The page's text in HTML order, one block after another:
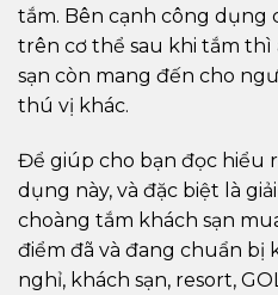
tắm. Bên cạnh công dụng
trên cơ thể sau khi tắm thì
sạn còn mang đến cho
thú vị khác.
Để giúp cho bạn đọc hiểu
dụng này, và đặc biệt là
choàng tắm khách sạn
điểm đã và đang chuẩn bị
nghỉ, khách sạn, resort,